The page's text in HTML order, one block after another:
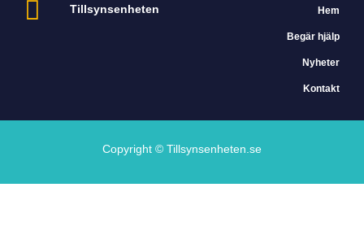
Tillsynsenheten Hem
Begär hjälp
Nyheter
Kontakt
Copyright © Tillsynsenheten.se